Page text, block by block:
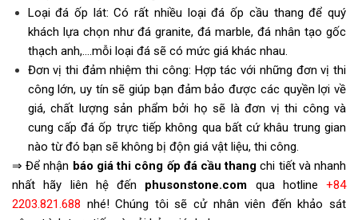
Loại đá ốp lát: Có rất nhiều loại đá ốp cầu thang để quý
khách lựa chọn như đá granite, đá marble, đá nhân tạo gốc
thạch anh,….mỗi loại đá sẽ có mức giá khác nhau.
Đơn vị thi đảm nhiệm thi công: Hợp tác với những đơn vị thi
công lớn, uy tín sẽ giúp bạn đảm bảo được các quyền lợi về
giá, chất lượng sản phẩm bởi họ sẽ là đơn vị thi công và
cung cấp đá ốp trực tiếp không qua bất cứ khâu trung gian
nào từ đó bạn sẽ không bị độn giá vật liệu, thi công.
⇒ Để nhận báo giá thi công ốp đá cầu thang chi tiết và nhanh
nhất hãy liên hệ đến phusonstone.com qua hotline +84
2203.821.688 nhé! Chúng tôi sẽ cử nhân viên đến khảo sát